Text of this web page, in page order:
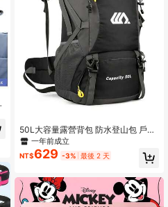
50L大容量露營背包 防水登山包 戶外
運動包 抽繩背包 學生書包 籃球包 足
球包 運動背包 大學生健身旅行健身瑜
珈戶外野餐騎行徒步 防水輕量便攜配
一年前成立
NT$629 -3% 最後 2 天